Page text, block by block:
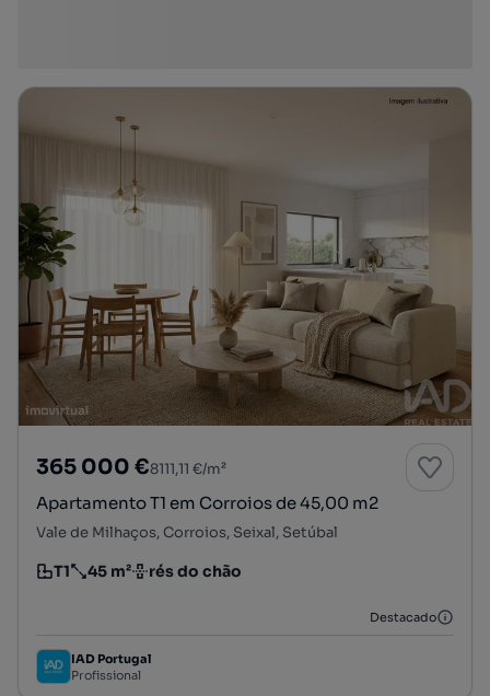
365 000 €8111,11 €/m²
Apartamento T1 em Corroios de 45,00 m2
Vale de Milhaços, Corroios, Seixal, Setúbal
Tipologia
T1
Preço por metro quadrado
45 m²
Andar rés do chão
Destacado
IAD Portugal
Profissional